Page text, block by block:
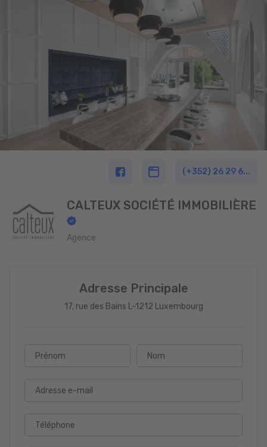
(+352) 26 29 6...
CALTEUX SOCIÉTÉ IMMOBILIÈRE
Agence
Adresse Principale
17, rue des Bains L-1212 Luxembourg
Prénom Nom
Adresse e-mail
Téléphone